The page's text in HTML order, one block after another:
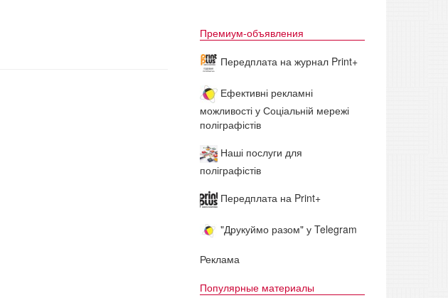
Премиум-объявления
Передплата на журнал Print+
Ефективні рекламні
можливості у Соціальній мережі
поліграфістів
Наші послуги для
поліграфістів
Передплата на Print+
"Друкуймо разом" у Telegram
Реклама
Популярные материалы